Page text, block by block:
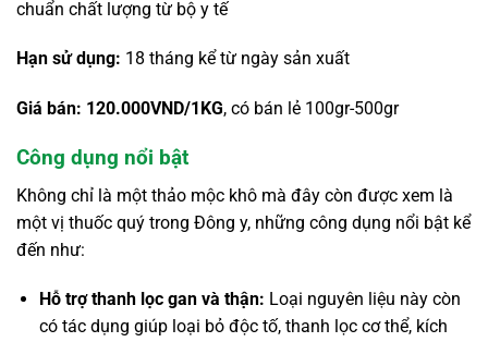
chuẩn chất lượng từ bộ y tế
Hạn sử dụng: 18 tháng kể từ ngày sản xuất
Giá bán: 120.000VND/1KG, có bán lẻ 100gr-500gr
Công dụng nổi bật
Không chỉ là một thảo mộc khô mà đây còn được xem là
một vị thuốc quý trong Đông y, những công dụng nổi bật kể
đến như:
Hỗ trợ thanh lọc gan và thận: Loại nguyên liệu này còn
có tác dụng giúp loại bỏ độc tố, thanh lọc cơ thể, kích